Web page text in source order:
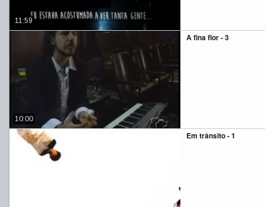
11:59
A fina flor - 3
10:00
Em trânsito - 1